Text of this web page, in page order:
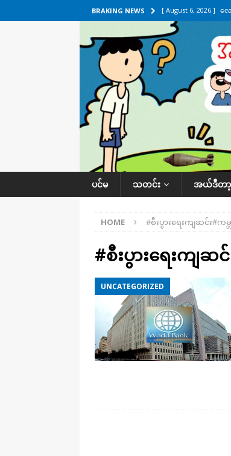
BRAKING NEWS [ August 6, 2026 ] လေ
အလိုက် သတင်းကဏ္ဍ
[ August 6, 2026 ] ရ
[ August 5, 2026 ] ရ
[ August 5, 2026 ] ဂျ
[ August 6, 2026 ] တာ
ပင်မ သတင်း အယ်ဒီတာ့
HOME #စီးပွားရေးကျဆင်း#
#စီးပွားရေးကျ
UNCATEGORIZED